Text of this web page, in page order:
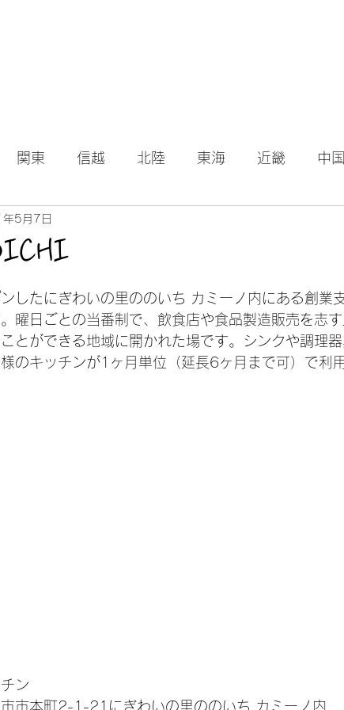
関東 信越 北陸 東海 近畿 中国
5月7日
したにぎわいの里ののいち カミーノ内にある創業
曜日ごとの当番制で、飲食店や食品製造販売を志
とができる地域に開かれた場です。シンクや調理
のキッチンが1ヶ月単位（延長6ヶ月まで可）で利
ン
市市本町2-1-21にぎわいの里ののいち カミーノ内